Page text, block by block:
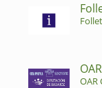
OAR